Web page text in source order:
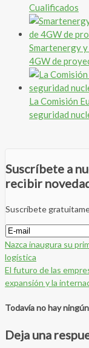
Cualificados
Smartenergy
4GW de
La Comisión
seguridad
Suscríbete a
recibir
Suscríbete
Nazca inaugura su
logística
El futuro de las
expansión y la
Todavía no hay
Deja una